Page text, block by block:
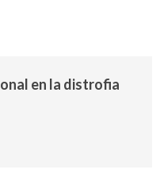
en la distrofia